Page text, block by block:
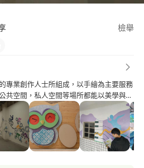
檢舉
專業創作人士所組成，以手繪為主要服務
共空間，私人空間等場所都能以美學與實
想，以藝術創作者的堅持加上專業設計師
間相得益彰的手繪作品． 團隊主要成員
大學藝術與造形設計學系 碩士班 2012 東
2018 國立台灣師範大學美術學系 碩士班
2014 東海大學美術學系 2009 復興美工